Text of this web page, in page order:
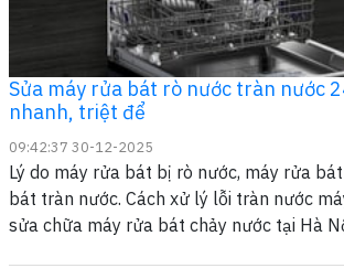
Sửa máy rửa bát rò nước tràn nước
nhanh, triệt để
09:42:37 30-12-2025
Lý do máy rửa bát bị rò nước, máy rửa
bát tràn nước. Cách xử lý lỗi tràn nước
sửa chữa máy rửa bát chảy nước tại Hà